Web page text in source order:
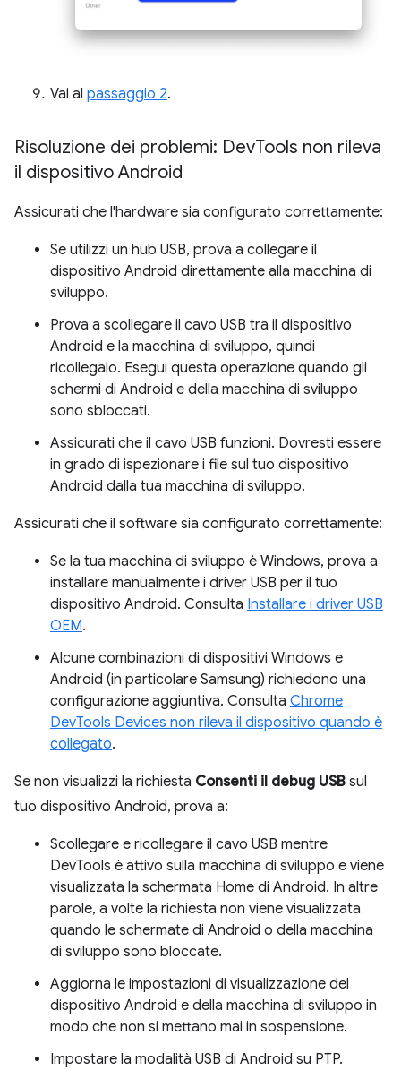
Vai al passaggio 2.
Risoluzione dei problemi: DevTools non rileva
il dispositivo Android
Assicurati che l'hardware sia configurato correttamente:
Se utilizzi un hub USB, prova a collegare il
dispositivo Android direttamente alla macchina di
sviluppo.
Prova a scollegare il cavo USB tra il dispositivo
Android e la macchina di sviluppo, quindi
ricollegalo. Esegui questa operazione quando gli
schermi di Android e della macchina di sviluppo
sono sbloccati.
Assicurati che il cavo USB funzioni. Dovresti essere
in grado di ispezionare i file sul tuo dispositivo
Android dalla tua macchina di sviluppo.
Assicurati che il software sia configurato correttamente:
Se la tua macchina di sviluppo è Windows, prova a
installare manualmente i driver USB per il tuo
dispositivo Android. Consulta Installare i driver USB
OEM.
Alcune combinazioni di dispositivi Windows e
Android (in particolare Samsung) richiedono una
configurazione aggiuntiva. Consulta Chrome
DevTools Devices non rileva il dispositivo quando è
collegato.
Se non visualizzi la richiesta Consenti il debug USB sul
tuo dispositivo Android, prova a:
Scollegare e ricollegare il cavo USB mentre
DevTools è attivo sulla macchina di sviluppo e viene
visualizzata la schermata Home di Android. In altre
parole, a volte la richiesta non viene visualizzata
quando le schermate di Android o della macchina
di sviluppo sono bloccate.
Aggiorna le impostazioni di visualizzazione del
dispositivo Android e della macchina di sviluppo in
modo che non si mettano mai in sospensione.
Impostare la modalità USB di Android su PTP.